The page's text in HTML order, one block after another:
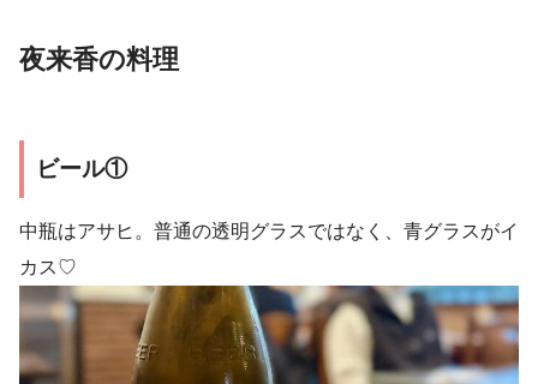
夜来香の料理
ビール①
中瓶はアサヒ。普通の透明グラスではなく、青グラスがイ
カス♡